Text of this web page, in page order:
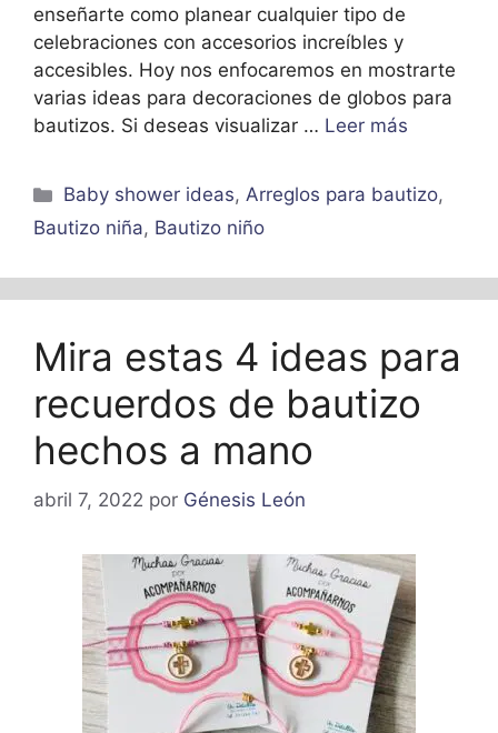
enseñarte como planear cualquier tipo de
celebraciones con accesorios increíbles y
accesibles. Hoy nos enfocaremos en mostrarte
varias ideas para decoraciones de globos para
bautizos. Si deseas visualizar … Leer más
Categorías
Baby shower ideas,Arreglos para bautizo,
Bautizo niña, Bautizo niño
Mira estas 4 ideas para
recuerdos de bautizo
hechos a mano
abril 7, 2022 por Génesis León